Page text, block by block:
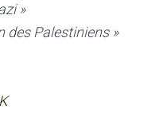
»
des Palestiniens »